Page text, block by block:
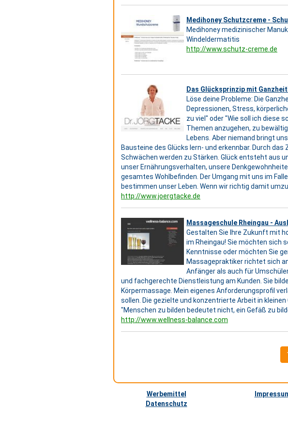
Medihoney Schutzcreme -
Medihoney medizinischer
Windeldermatitis
http://www.schutz-creme.de
Das Glücksprinzip mit
Löse deine Probleme: Die
Depressionen, Stress,
zu viel" oder "Wie soll ich diese
Themen anzugehen, zu
Lebens. Aber niemand bringt
Bausteine des Glücks lern- und erkennbar. Durch
Schwächen werden zu Stärken. Glück entsteht aus
unser Ernährungsverhalten, unsere
gesamtes Wohlbefinden. Der Umgang mit uns im
bestimmen unser Leben. Wenn wir richtig damit
http://www.joergtacke.de
Massageschule Rheingau -
Gestalten Sie Ihre Zukunft mit
im Rheingau! Sie möchten sich
Kenntnisse oder möchten Sie
Massagepraktiker richtet sich
Anfänger als auch für
und fachgerechte Dienstleistung am Kunden. Sie
Körpermassage. Mein eigenes Anforderungsprofil
sollen. Die gezielte und konzentrierte Arbeit in
"Menschen zu bilden bedeutet nicht, ein Gefäß zu
http://www.wellness-balance.com
Werbemittel
Datenschutz